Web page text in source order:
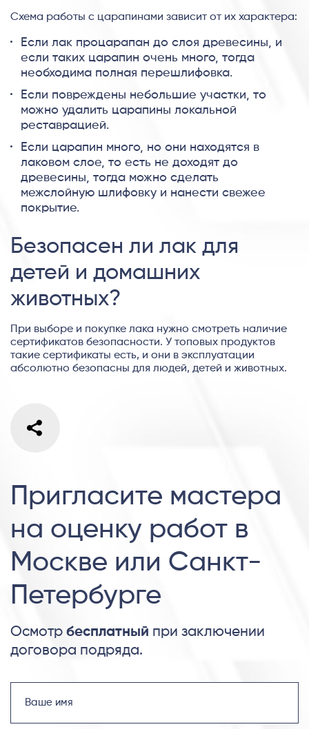
Схема работы с царапинами зависит от их характера:
Если лак процарапан до слоя древесины, и
если таких царапин очень много, тогда
необходима полная перешлифовка.
Если повреждены небольшие участки, то
можно удалить царапины локальной
реставрацией.
Если царапин много, но они находятся в
лаковом слое, то есть не доходят до
древесины, тогда можно сделать
межслойную шлифовку и нанести свежее
покрытие.
Безопасен ли лак для
детей и домашних
животных?
При выборе и покупке лака нужно смотреть наличие
сертификатов безопасности. У топовых продуктов
такие сертификаты есть, и они в эксплуатации
абсолютно безопасны для людей, детей и животных.
Пригласите мастера
на оценку работ в
Москве или Санкт-
Петербурге
Осмотр бесплатный при заключении
договора подряда.